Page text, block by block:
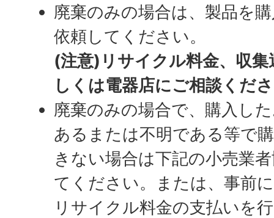
廃棄のみの場合は、製品を
依頼してください。
(注意)リサイクル料金、収
しくは電器店にご相談くだ
廃棄のみの場合で、購入し
あるまたは不明である等で
きない場合は下記の小売業
てください。または、事前
リサイクル料金の支払いを